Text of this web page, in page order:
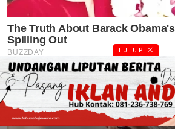
TUTUP